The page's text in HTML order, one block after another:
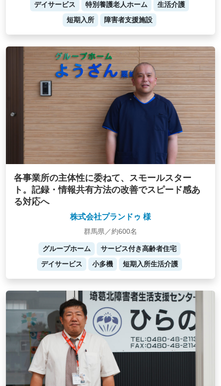
デイサービス 特別養護老人ホーム
生活介護
短期入所
障害者支援施設
各事業所の主体性に委ねて、スモールスター
ト。記録・情報共有方法の改善でスピード感あ
る対応へ
株式会社プランドゥ 様
群馬県／約600名
グループホーム
サービス付き高齢者住宅
デイサービス
小多機 短期入所生活介護